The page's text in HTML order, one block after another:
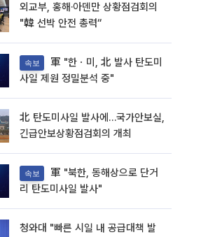
외교부, 홍해·아덴만 상황점검회의
"韓 선박 안전 총력“
속보
사일 제원 정밀분석 중"
北 탄도미사일 발사에…국가안보실,
긴급안보상황점검회의 개최
속보
리 탄도미사일 발사"
청와대 "빠른 시일 내 공급대책 발